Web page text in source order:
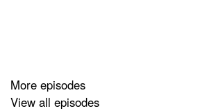
داروخانه آنلاین مثبت سبز
More episodes
View all episodes